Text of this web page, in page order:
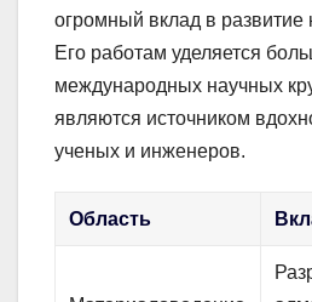
огромный вклад в развитие
Его работам уделяется
международных научных
являются источником
ученых и инженеров.
Область